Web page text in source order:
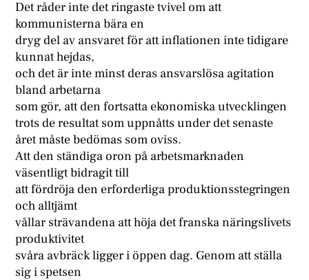
Det råder inte det ringaste tvivel om att
kommunisterna bära en
dryg del av ansvaret för att inflationen inte tidigare
kunnat hejdas,
och det är inte minst deras ansvarslösa agitation
bland arbetarna
som gör, att den fortsatta ekonomiska utvecklingen
trots de resultat som uppnåtts under det senaste
året måste bedömas som oviss.
Att den ständiga oron på arbetsmarknaden
väsentligt bidragit till
att fördröja den erforderliga produktionsstegringen
och alltjämt
vållar strävandena att höja det franska näringslivets
produktivitet
svåra avbräck ligger i öppen dag. Genom att ställa
sig i spetsen